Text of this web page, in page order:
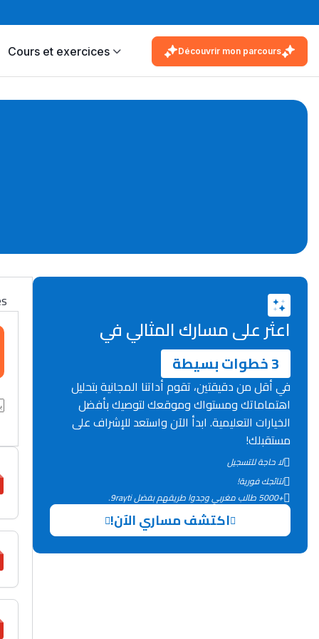
Cours et exercices Découvrir mon parcours
اعثر على مسارك المثالي في
3 خطوات بسيطة
في أقل من دقيقتين، تقوم أداتنا المجانية بتحليل
اهتماماتك ومستواك وموقعك لتوصيك بأفضل
الخيارات التعليمية. ابدأ الآن واستعد للإشراف على
مستقبلك!
لا حاجة للتسجيل
نتائجك فورية!
+5000 طالب مغربي وجدوا طريقهم بفضل 9rayti.
اكتشف مساري الآن!